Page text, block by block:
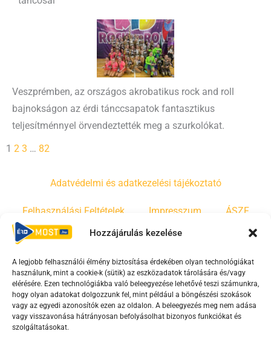
Hozzájárulás kezelése
A legjobb felhasználói élmény biztosítása érdekében olyan technológiákat
használunk, mint a cookie-k (sütik) az eszközadatok tárolására és/vagy
elérésére. Ezen technológiákba való beleegyezése lehetővé teszi számunkra,
hogy olyan adatokat dolgozzunk fel, mint például a böngészési szokások
vagy az egyedi azonosítók ezen az oldalon. A beleegyezés meg nem adása
vagy visszavonása hátrányosan befolyásolhat bizonyos funkciókat és
szolgáltatásokat.
Veszprémben, az országos akrobatikus rock and roll
bajnokságon az érdi tánccsapatok fantasztikus
teljesítménnyel örvendeztették meg a szurkolókat.
1 2 3 … 82
Adatvédelmi és adatkezelési tájékoztató
Felhasználási Feltételek Impresszum ÁSZF
Irányelvek Moderálási szabályzat
F
a
c
e
Y
o
u
t
T
i
k